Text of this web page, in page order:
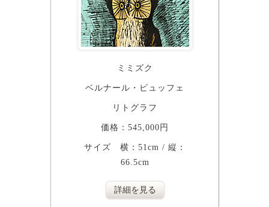
ミミズク
ベルナール・ビュッフェ
リトグラフ
価格：545,000円
サイズ 横：51cm / 縦：
66.5cm
詳細を見る